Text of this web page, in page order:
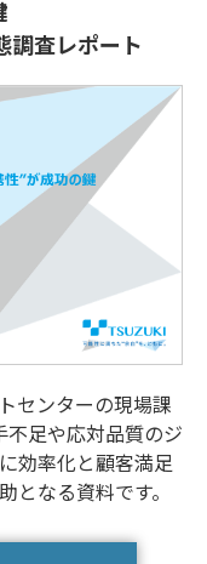
調査レポート
センターの現場課
足や応対品質のジ
効率化と顧客満足
なる資料です。